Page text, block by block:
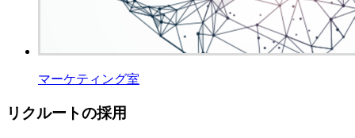
マーケティング室
リクルートの採用